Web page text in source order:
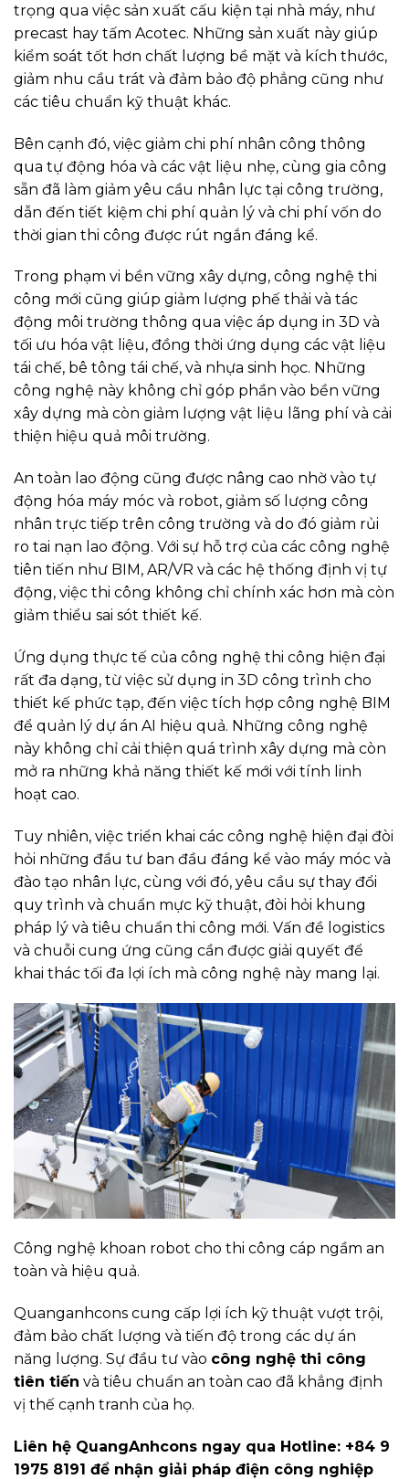
trọng qua việc sản xuất cấu kiện tại nhà máy, như
precast hay tấm Acotec. Những sản xuất này giúp
kiểm soát tốt hơn chất lượng bề mặt và kích thước,
giảm nhu cầu trát và đảm bảo độ phẳng cũng như
các tiêu chuẩn kỹ thuật khác.
Bên cạnh đó, việc giảm chi phí nhân công thông
qua tự động hóa và các vật liệu nhẹ, cùng gia công
sẵn đã làm giảm yêu cầu nhân lực tại công trường,
dẫn đến tiết kiệm chi phí quản lý và chi phí vốn do
thời gian thi công được rút ngắn đáng kể.
Trong phạm vi bền vững xây dựng, công nghệ thi
công mới cũng giúp giảm lượng phế thải và tác
động môi trường thông qua việc áp dụng in 3D và
tối ưu hóa vật liệu, đồng thời ứng dụng các vật liệu
tái chế, bê tông tái chế, và nhựa sinh học. Những
công nghệ này không chỉ góp phần vào bền vững
xây dựng mà còn giảm lượng vật liệu lãng phí và cải
thiện hiệu quả môi trường.
An toàn lao động cũng được nâng cao nhờ vào tự
động hóa máy móc và robot, giảm số lượng công
nhân trực tiếp trên công trường và do đó giảm rủi
ro tai nạn lao động. Với sự hỗ trợ của các công nghệ
tiên tiến như BIM, AR/VR và các hệ thống định vị tự
động, việc thi công không chỉ chính xác hơn mà còn
giảm thiểu sai sót thiết kế.
Ứng dụng thực tế của công nghệ thi công hiện đại
rất đa dạng, từ việc sử dụng in 3D công trình cho
thiết kế phức tạp, đến việc tích hợp công nghệ BIM
để quản lý dự án AI hiệu quả. Những công nghệ
này không chỉ cải thiện quá trình xây dựng mà còn
mở ra những khả năng thiết kế mới với tính linh
hoạt cao.
Tuy nhiên, việc triển khai các công nghệ hiện đại đòi
hỏi những đầu tư ban đầu đáng kể vào máy móc và
đào tạo nhân lực, cùng với đó, yêu cầu sự thay đổi
quy trình và chuẩn mực kỹ thuật, đòi hỏi khung
pháp lý và tiêu chuẩn thi công mới. Vấn đề logistics
và chuỗi cung ứng cũng cần được giải quyết để
khai thác tối đa lợi ích mà công nghệ này mang lại.
Công nghệ khoan robot cho thi công cáp ngầm an
toàn và hiệu quả.
Quanganhcons cung cấp lợi ích kỹ thuật vượt trội,
đảm bảo chất lượng và tiến độ trong các dự án
năng lượng. Sự đầu tư vào công nghệ thi công
tiên tiến và tiêu chuẩn an toàn cao đã khẳng định
vị thế cạnh tranh của họ.
Liên hệ QuangAnhcons ngay qua Hotline: +84 9
1975 8191 để nhận giải pháp điện công nghiệp